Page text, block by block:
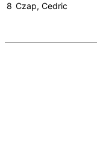
8 Czap, Cedric